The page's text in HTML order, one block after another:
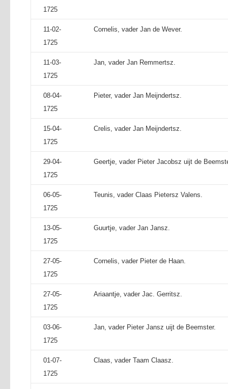
1725
11-02-
1725
Cornelis, vader Jan de Wever.
11-03-
1725
Jan, vader Jan Remmertsz.
08-04-
1725
Pieter, vader Jan Meijndertsz.
15-04-
1725
Crelis, vader Jan Meijndertsz.
29-04-
1725
Geertje, vader Pieter Jacobsz uijt de
06-05-
1725
Teunis, vader Claas Pietersz Valens.
13-05-
1725
Guurtje, vader Jan Jansz.
27-05-
1725
Cornelis, vader Pieter de Haan.
27-05-
1725
Ariaantje, vader Jac. Gerritsz.
03-06-
1725
Jan, vader Pieter Jansz uijt de Beemster.
01-07-
1725
Claas, vader Taam Claasz.